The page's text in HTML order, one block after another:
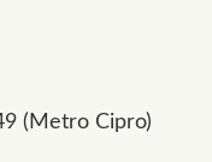
(Metro Cipro)